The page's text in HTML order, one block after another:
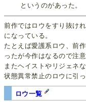
というのがあった。
前作ではロウをすり抜け
になっている。
たとえば愛護系ロウ、前
ったが今作はなるので注意
またヘイストやリジェネ
状態異常禁止のロウに引っ
ロウ一覧